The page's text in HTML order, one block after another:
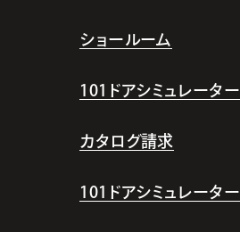
ショールーム
101ドアシミュレーター
カタログ請求
101ドアシミュレーター